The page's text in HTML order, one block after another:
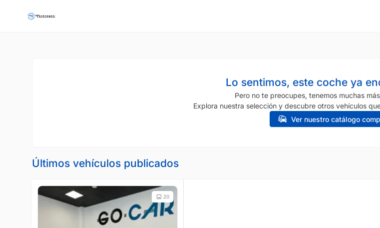
Lo sentimos, este coche ya
Pero no te preocupes, tenemos muchas
Explora nuestra selección y descubre otros vehículos
Ver nuestro catálogo
Últimos vehículos publicados
20